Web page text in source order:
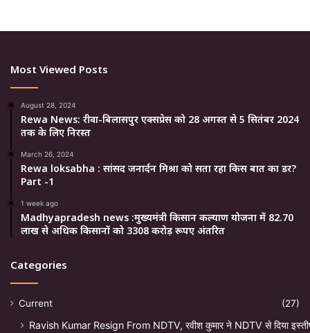
Most Viewed Posts
August 28, 2024
Rewa News: रीवा-बिलासपुर एक्सप्रेस को 28 अगस्त से 5 सितंबर 2024
तक के लिए निरस्त
March 26, 2024
Rewa loksabha : सांसद जनार्दन मिश्रा को सता रहा किस बात का डर?
Part -1
1 week ago
Madhyapradesh news :मुख्यमंत्री किसान कल्याण योजना में 82.70
लाख से अधिक किसानों को 3308 करोड़ रूपए अंतरित
Categories
Current (27)
Ravish Kumar Resign From NDTV, रवीश कुमार ने NDTV से दिया